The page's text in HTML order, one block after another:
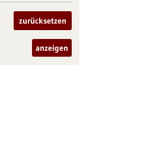
zurücksetzen
anzeigen